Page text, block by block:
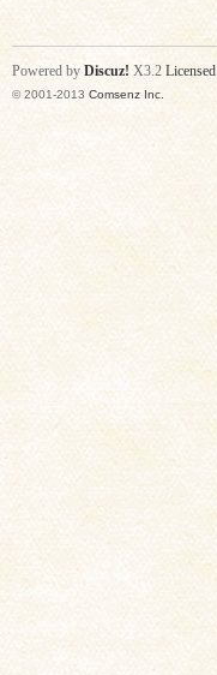
Powered by Discuz! X3.2 Licensed
© 2001-2013 Comsenz Inc.